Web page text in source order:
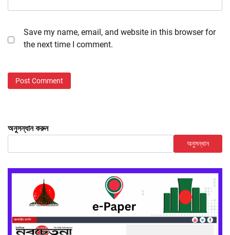
Save my name, email, and website in this browser for
the next time I comment.
অনুসন্ধান করুন
অনুসন্ধান